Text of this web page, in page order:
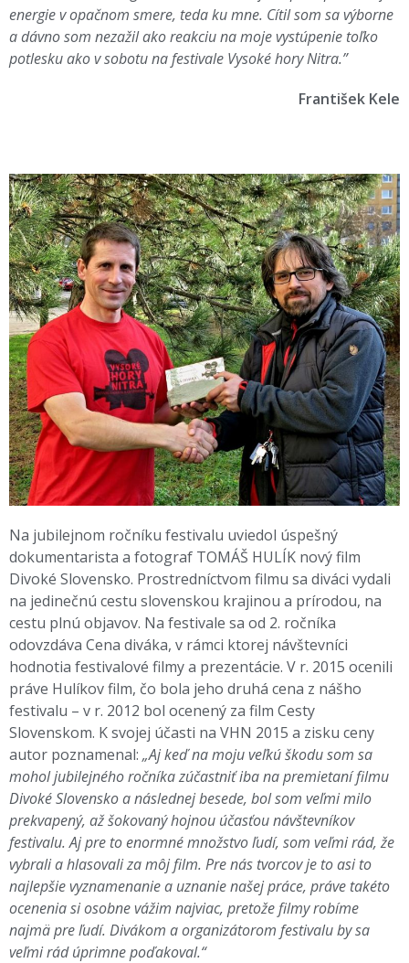
energie v opačnom smere, teda ku mne. Cítil som sa výborne
a dávno som nezažil ako reakciu na moje vystúpenie toľko
potlesku ako v sobotu na festivale Vysoké hory Nitra.”
František Kele
Na jubilejnom ročníku festivalu uviedol úspešný
dokumentarista a fotograf TOMÁŠ HULÍK nový film
Divoké Slovensko. Prostredníctvom filmu sa diváci vydali
na jedinečnú cestu slovenskou krajinou a prírodou, na
cestu plnú objavov. Na festivale sa od 2. ročníka
odovzdáva Cena diváka, v rámci ktorej návštevníci
hodnotia festivalové filmy a prezentácie. V r. 2015 ocenili
práve Hulíkov film, čo bola jeho druhá cena z nášho
festivalu – v r. 2012 bol ocenený za film Cesty
Slovenskom. K svojej účasti na VHN 2015 a zisku ceny
autor poznamenal: „Aj keď na moju veľkú škodu som sa
mohol jubilejného ročníka zúčastniť iba na premietaní filmu
Divoké Slovensko a následnej besede, bol som veľmi milo
prekvapený, až šokovaný hojnou účasťou návštevníkov
festivalu. Aj pre to enormné množstvo ľudí, som veľmi rád, že
vybrali a hlasovali za môj film. Pre nás tvorcov je to asi to
najlepšie vyznamenanie a uznanie našej práce, práve takéto
ocenenia si osobne vážim najviac, pretože filmy robíme
najmä pre ľudí. Divákom a organizátorom festivalu by sa
veľmi rád úprimne poďakoval.“